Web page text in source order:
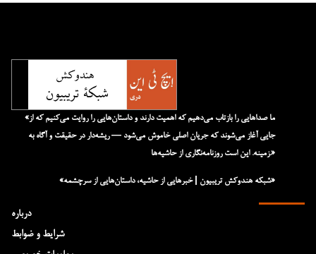
درباره
شرایط و ضوابط
«ما صداهایی را بازتاب می‌دهیم که اهمیت دارند و داستان‌هایی را روایت می‌کنیم که از
جایی آغاز می‌شوند که جریان اصلی خاموش می‌شود — ریشه‌دار در حقیقت و آگاه به
زمینه. این است روزنامه‌نگاری از حاشیه‌ها.»
«شبکه هند‌و‌کش تریبیون | خبرهایی از حاشیه، داستان‌هایی از سرچشمه»